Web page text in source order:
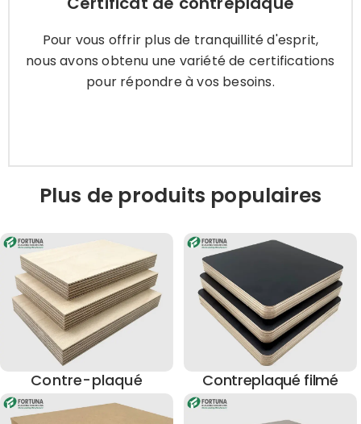
Pour vous offrir plus de tranquillité d'esprit,
nous avons obtenu une variété de certifications
pour répondre à vos besoins.
Pour vous offrir plus de tranquillité d'esprit, nous
répondre à vos besoins.
Plus de produits populaires
Contre-plaqué Contreplaqué filmé